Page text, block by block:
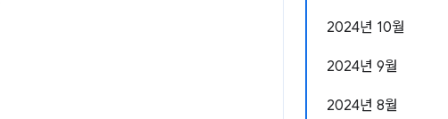
2024년 10월
2024년 9월
2024년 8월